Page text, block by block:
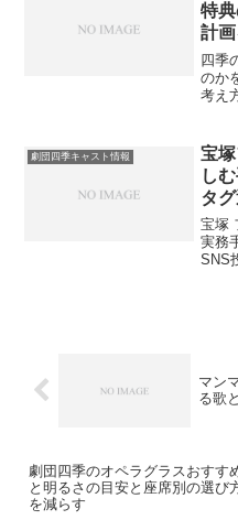
特
計
四季
のか
考え
劇団四季キャスト情報
宝
し
タ
宝塚
実務
SNS
マン
る歌
劇団四季のオペラグラスおすす
と明るさの目安と座席別の選び
を減らす